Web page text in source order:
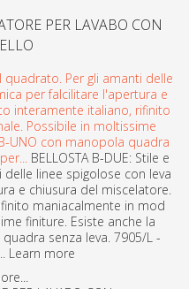
PER LAVABO CON
quadrato. Per gli amanti delle
per falcilitare l'apertura e
interamente italiano, rifinito
Possibile in moltissime
UNO con manopola quadra
BELLOSTA B-DUE: Stile e
linee spigolose con leva
e chiusura del miscelatore.
maniacalmente in mod
finiture. Esiste anche la
senza leva. 7905/L -
Learn more